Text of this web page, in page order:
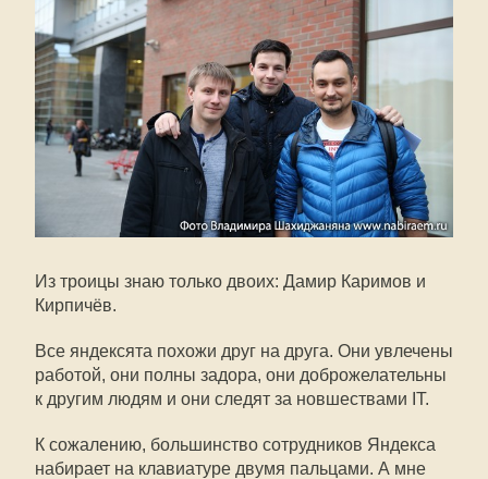
Из троицы знаю только двоих: Дамир Каримов и
Кирпичёв.
Все яндексята похожи друг на друга. Они увлечены
работой, они полны задора, они доброжелательны
к другим людям и они следят за новшествами IT.
К сожалению, большинство сотрудников Яндекса
набирает на клавиатуре двумя пальцами. А мне